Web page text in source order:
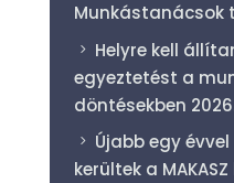
Munkástanácsok
Helyre kell
egyeztetést a
döntésekben
Újabb egy
kerültek a